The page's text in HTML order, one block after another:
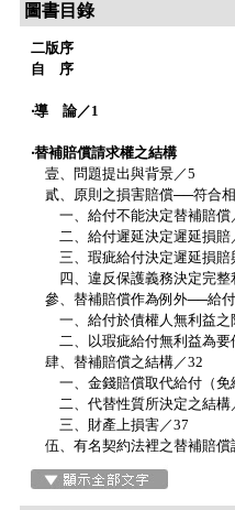
圖書目錄
二版序
自 序
‧導 論／1
‧替補賠償請求權之結構
壹、問題提出與背景／5
貳、原則之損害賠償──符合
一、給付不能決定替補賠償
二、給付遲延決定遲延損賠
三、瑕疵給付決定遲延損賠
四、違反保護義務決定完整
參、替補賠償作為例外──給
一、給付於債權人無利益之
二、以瑕疵給付無利益為要
肆、替補賠償之結構／32
一、金錢賠償取代給付（免
二、代替性質所決定之結構
三、財產上損害／37
伍、有名契約法裡之替補賠償